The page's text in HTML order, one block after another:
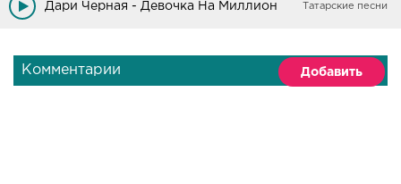
Дари Черная - Девочка На Миллион Татарские песни
Комментарии Добавить